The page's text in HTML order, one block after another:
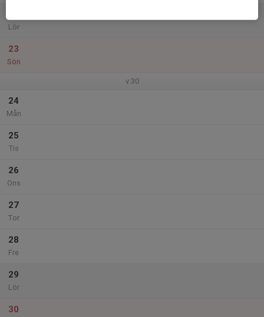
Lör
23
Sön
v.30
24
Mån
25
Tis
26
Ons
27
Tor
28
Fre
29
Lör
30